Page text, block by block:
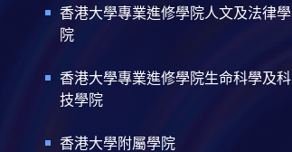
香港大學專業進修學院人文及法律學
院
香港大學專業進修學院生命科學及科
技學院
香港大學附屬學院